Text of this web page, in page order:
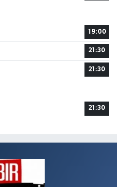
19:00
21:30
21:30
21:30